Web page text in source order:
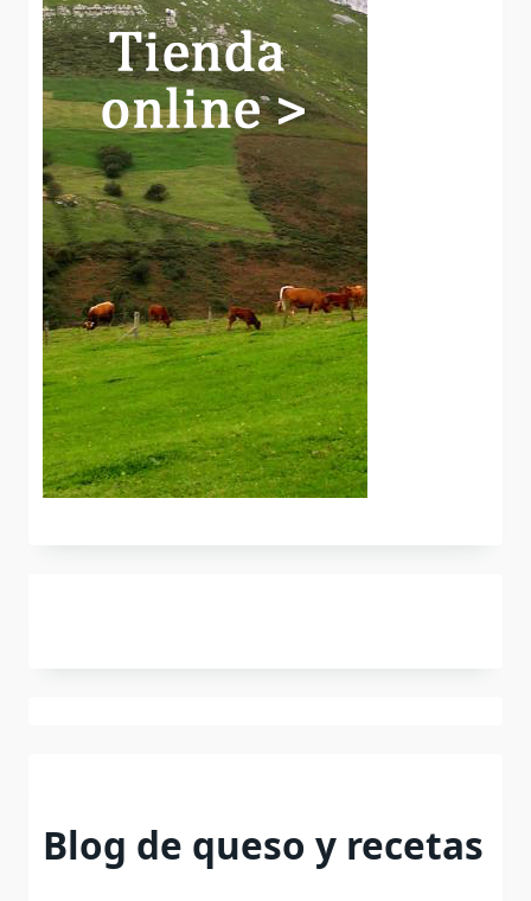
Blog de queso y recetas